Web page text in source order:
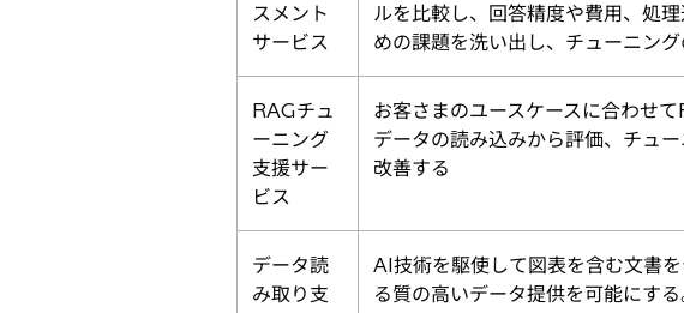
スメント
サービス
ルを比較し、回答精度や費用、処
めの課題を洗い出し、チューニン
RAGチュ
ーニング
支援サー
ビス
お客さまのユースケースに合わせ
データの読み込みから評価、チュ
改善する
データ読
み取り支
AI技術を駆使して図表を含む文書
る質の高いデータ提供を可能にす